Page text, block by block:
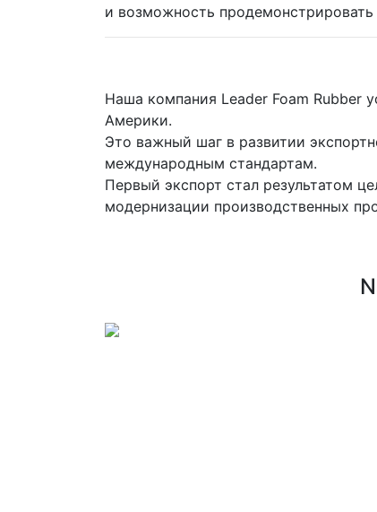
и возможность
Наша компания Leader Foam Rubber
Америки.
Это важный шаг в развитии
международным стандартам.
Первый экспорт стал результатом
модернизации производственных